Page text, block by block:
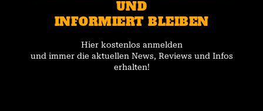
UND
INFORMIERT BLEIBEN
Hier kostenlos anmelden
und immer die aktuellen News, Reviews und Infos
erhalten!